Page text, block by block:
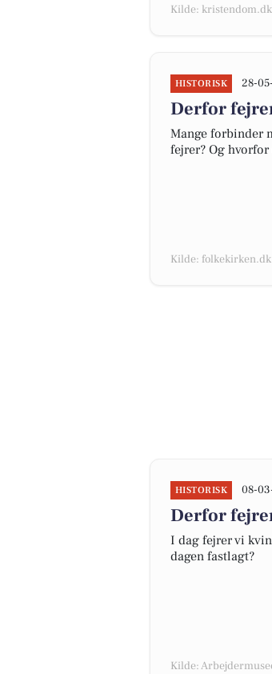
Kilde: kristendom.dk
HISTORISK 28-
Derfor
Mange forbinder
fejrer? Og
Kilde: folkekirken.dk
HISTORISK 08-
Derfor
I dag fejrer vi
dagen fastlagt?
Kilde: